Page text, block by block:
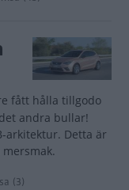
fått hålla tillgodo
andra bullar!
arkitektur. Detta är
(3)